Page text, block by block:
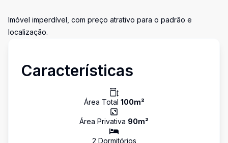
Imóvel imperdível, com preço atrativo para o padrão e
localização.
Características
Área Total 100m²
Área Privativa 90m²
2 Dormitórios